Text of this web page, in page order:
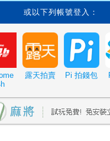
或以下列帳號登入：
露天拍賣 Pi 拍錢包